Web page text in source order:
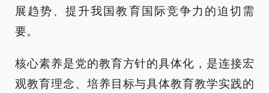
展趋势、提升我国教育国际竞争力的迫切需
要。
核心素养是党的教育方针的具体化，是连接宏
观教育理念、培养目标与具体教育教学实践的